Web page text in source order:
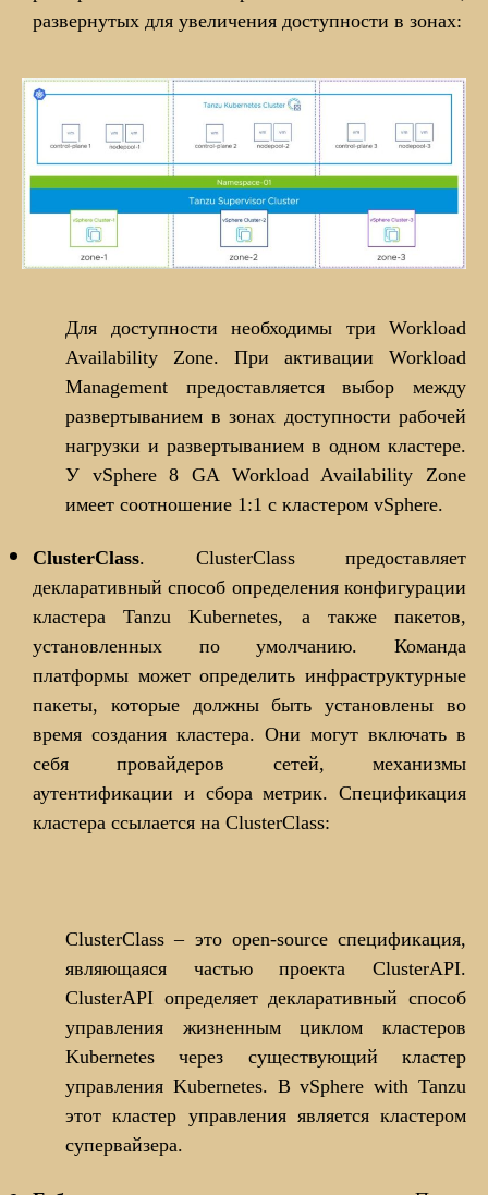
развернутых для увеличения доступности в зонах:
Для доступности необходимы три Workload
Availability Zone. При активации Workload
Management предоставляется выбор между
развертыванием в зонах доступности рабочей
нагрузки и развертыванием в одном кластере.
У vSphere 8 GA Workload Availability Zone
имеет соотношение 1:1 с кластером vSphere.
ClusterClass. ClusterClass предоставляет
декларативный способ определения конфигурации
кластера Tanzu Kubernetes, а также пакетов,
установленных по умолчанию. Команда
платформы может определить инфраструктурные
пакеты, которые должны быть установлены во
время создания кластера. Они могут включать в
себя провайдеров сетей, механизмы
аутентификации и сбора метрик. Спецификация
кластера ссылается на ClusterClass:
ClusterClass – это open-source спецификация,
являющаяся частью проекта ClusterAPI.
ClusterAPI определяет декларативный способ
управления жизненным циклом кластеров
Kubernetes через существующий кластер
управления Kubernetes. В vSphere with Tanzu
этот кластер управления является кластером
супервайзера.